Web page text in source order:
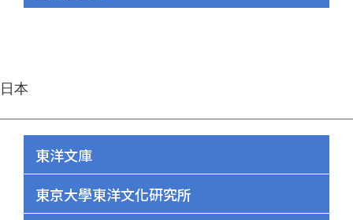
日本
東洋文庫
東京大學東洋文化研究所